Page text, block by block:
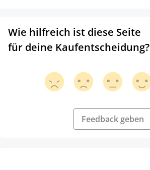
Wie hilfreich ist diese Seite
für deine Kaufentscheidung?
Feedback geben